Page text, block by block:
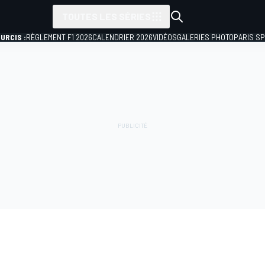
:RÈGLEMENT F1 2026CALENDRIER 2026VIDÉOSGALERIES PHOTOPARIS